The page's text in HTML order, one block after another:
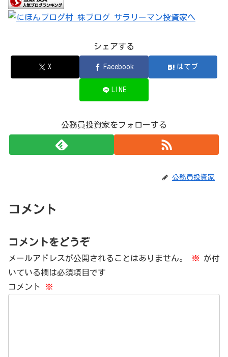
シェアする
X Facebook はてブ
LINE
公務員投資家をフォローする
公務員投資家
コメント
コメントをどうぞ
メールアドレスが公開されることはありません。 ※ が付
いている欄は必須項目です
コメント
※